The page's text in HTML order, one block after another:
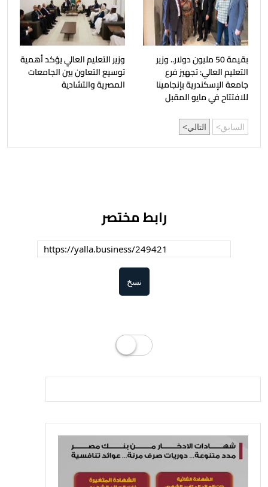
بقيمة 50 مليون دولار.. وزير
التعليم العالي: تجهيز فرع
جامعة الإسكندرية بإنجامينا
للافتتاح في مايو المقبل
وزير التعليم العالي يؤكد أهمية
توسيع التعاون بين الجامعات
المصرية والتشادية
السابق التالي
رابط مختصر
نسخ